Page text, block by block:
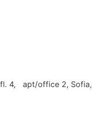
fl. 4, apt/office 2, Sofia,